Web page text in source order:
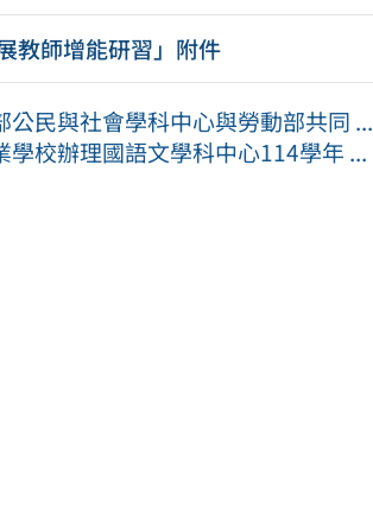
教師增能研習」附件
民與社會學科中心與勞動部共同 ...
校辦理國語文學科中心114學年 ...